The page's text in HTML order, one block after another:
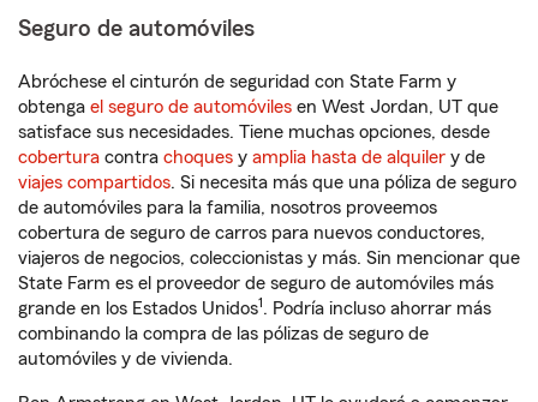
Seguro de automóviles
Abróchese el cinturón de seguridad con State Farm y
obtenga el seguro de automóviles en West Jordan, UT que
satisface sus necesidades. Tiene muchas opciones, desde
cobertura contra choques y amplia hasta de alquiler y de
viajes compartidos. Si necesita más que una póliza de seguro
de automóviles para la familia, nosotros proveemos
cobertura de seguro de carros para nuevos conductores,
viajeros de negocios, coleccionistas y más. Sin mencionar que
State Farm es el proveedor de seguro de automóviles más
grande en los Estados Unidos1. Podría incluso ahorrar más
combinando la compra de las pólizas de seguro de
automóviles y de vivienda.